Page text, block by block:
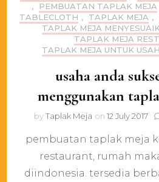
,
PEMBUATAN TAPLAK MEJA
TABLECLOTH , TAPLAK MEJA ,
TAPLAK MEJA
TAPLAK MEJA
TAPLAK MEJA UNTUK
usaha anda
menggunakan
byTaplak Meja on 12 July 2017
pembuatan taplak meja
restaurant, rumah
diindonesia. tersedia